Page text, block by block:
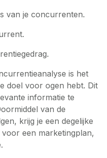
van je concurrenten.
is het
doel voor ogen hebt. Dit
informatie te
van de
krijg je een degelijke
een marketingplan,